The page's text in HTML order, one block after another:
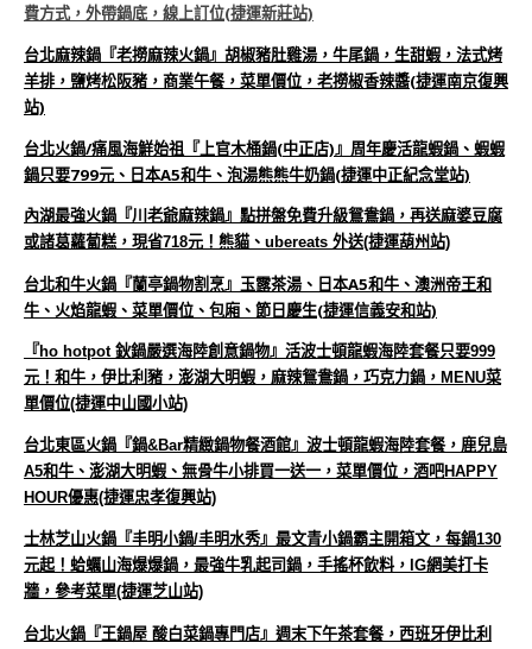
費方式，外帶鍋底，線上訂位(捷運新莊站)
台北麻辣鍋『老撈麻辣火鍋』胡椒豬肚雞湯，牛尾鍋，生甜蝦，法式烤
羊排，鹽烤松阪豬，商業午餐，菜單價位，老撈椒香辣醬(捷運南京復興
站)
台北火鍋/痛風海鮮始祖『上官木桶鍋(中正店)』周年慶活龍蝦鍋、蝦蝦
鍋只要799元、日本A5和牛、泡湯熊熊牛奶鍋(捷運中正紀念堂站)
內湖最強火鍋『川老爺麻辣鍋』點拼盤免費升級鴛鴦鍋，再送麻婆豆腐
或諸葛蘿蔔糕，現省718元！熊貓、ubereats 外送(捷運葫州站)
台北和牛火鍋『蘭亭鍋物割烹』玉露茶湯、日本A5和牛、澳洲帝王和
牛、火焰龍蝦、菜單價位、包廂、節日慶生(捷運信義安和站)
『ho hotpot 鈥鍋嚴選海陸創意鍋物』活波士頓龍蝦海陸套餐只要999
元！和牛，伊比利豬，澎湖大明蝦，麻辣鴛鴦鍋，巧克力鍋，MENU菜
單價位(捷運中山國小站)
台北東區火鍋『鍋&Bar精緻鍋物餐酒館』波士頓龍蝦海陸套餐，鹿兒島
A5和牛、澎湖大明蝦、無骨牛小排買一送一，菜單價位，酒吧HAPPY
HOUR優惠(捷運忠孝復興站)
士林芝山火鍋『丰明小鍋/丰明水秀』最文青小鍋霸主開箱文，每鍋130
元起！蛤蠣山海爆爆鍋，最強牛乳起司鍋，手搖杯飲料，IG網美打卡
牆，參考菜單(捷運芝山站)
台北火鍋『王鍋屋 酸白菜鍋專門店』週末下午茶套餐，西班牙伊比利